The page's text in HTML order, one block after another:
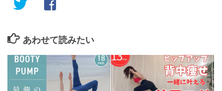
あわせて読みたい